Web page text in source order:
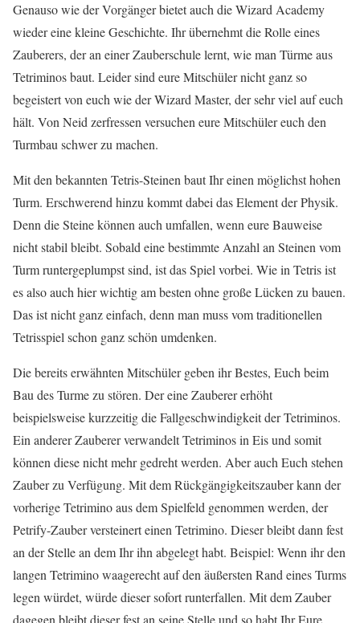
Genauso wie der Vorgänger bietet auch die Wizard Academy
wieder eine kleine Geschichte. Ihr übernehmt die Rolle eines
Zauberers, der an einer Zauberschule lernt, wie man Türme aus
Tetriminos baut. Leider sind eure Mitschüler nicht ganz so
begeistert von euch wie der Wizard Master, der sehr viel auf euch
hält. Von Neid zerfressen versuchen eure Mitschüler euch den
Turmbau schwer zu machen.
Mit den bekannten Tetris-Steinen baut Ihr einen möglichst hohen
Turm. Erschwerend hinzu kommt dabei das Element der Physik.
Denn die Steine können auch umfallen, wenn eure Bauweise
nicht stabil bleibt. Sobald eine bestimmte Anzahl an Steinen vom
Turm runtergeplumpst sind, ist das Spiel vorbei. Wie in Tetris ist
es also auch hier wichtig am besten ohne große Lücken zu bauen.
Das ist nicht ganz einfach, denn man muss vom traditionellen
Tetrisspiel schon ganz schön umdenken.
Die bereits erwähnten Mitschüler geben ihr Bestes, Euch beim
Bau des Turme zu stören. Der eine Zauberer erhöht
beispielsweise kurzzeitig die Fallgeschwindigkeit der Tetriminos.
Ein anderer Zauberer verwandelt Tetriminos in Eis und somit
können diese nicht mehr gedreht werden. Aber auch Euch stehen
Zauber zu Verfügung. Mit dem Rückgängigkeitszauber kann der
vorherige Tetrimino aus dem Spielfeld genommen werden, der
Petrify-Zauber versteinert einen Tetrimino. Dieser bleibt dann fest
an der Stelle an dem Ihr ihn abgelegt habt. Beispiel: Wenn ihr den
langen Tetrimino waagerecht auf den äußersten Rand eines Turms
legen würdet, würde dieser sofort runterfallen. Mit dem Zauber
dagegen bleibt dieser fest an seine Stelle und so habt Ihr Eure